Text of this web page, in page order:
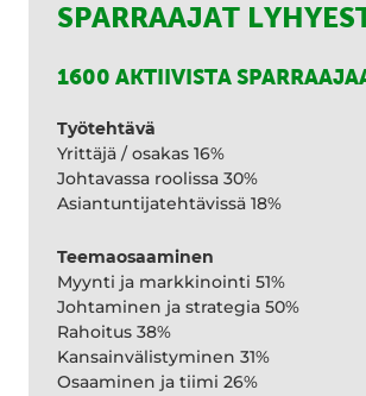
SPARRAAJAT
1600 AKTIIVISTA
Työtehtävä
Yrittäjä / osakas 16%
Johtavassa roolissa 30%
Asiantuntijatehtävissä 18%
Teemaosaaminen
Myynti ja markkinointi 51%
Johtaminen ja strategia 50%
Rahoitus 38%
Kansainvälistyminen 31%
Osaaminen ja tiimi 26%